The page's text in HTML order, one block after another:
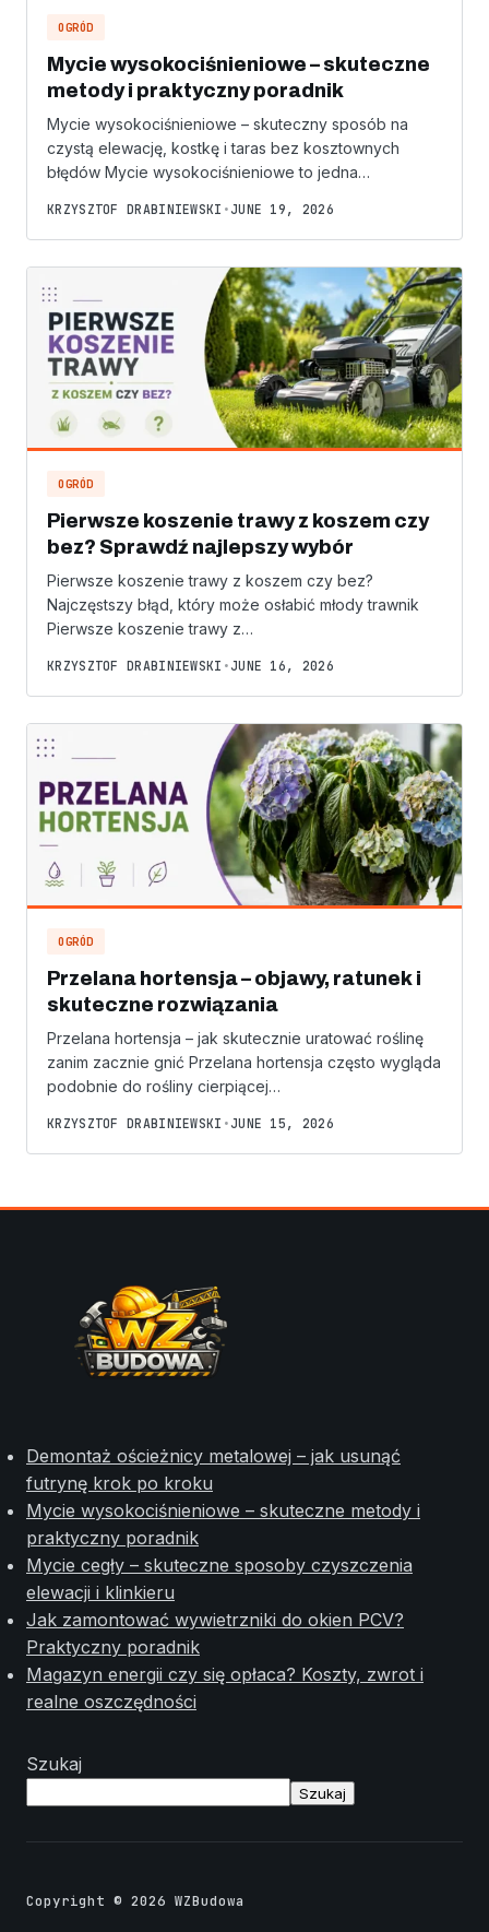
OGRÓD
Mycie wysokociśnieniowe – skuteczne
metody i praktyczny poradnik
Mycie wysokociśnieniowe – skuteczny sposób na
czystą elewację, kostkę i taras bez kosztownych
błędów Mycie wysokociśnieniowe to jedna…
KRZYSZTOF DRABINIEWSKI • JUNE 19, 2026
OGRÓD
Pierwsze koszenie trawy z koszem czy
bez? Sprawdź najlepszy wybór
Pierwsze koszenie trawy z koszem czy bez?
Najczęstszy błąd, który może osłabić młody trawnik
Pierwsze koszenie trawy z…
KRZYSZTOF DRABINIEWSKI • JUNE 16, 2026
OGRÓD
Przelana hortensja – objawy, ratunek i
skuteczne rozwiązania
Przelana hortensja – jak skutecznie uratować roślinę
zanim zacznie gnić Przelana hortensja często wygląda
podobnie do rośliny cierpiącej…
KRZYSZTOF DRABINIEWSKI • JUNE 15, 2026
Demontaż ościeżnicy metalowej – jak usunąć
futrynę krok po kroku
Mycie wysokociśnieniowe – skuteczne metody i
praktyczny poradnik
Mycie cegły – skuteczne sposoby czyszczenia
elewacji i klinkieru
Jak zamontować wywietrzniki do okien PCV?
Praktyczny poradnik
Magazyn energii czy się opłaca? Koszty, zwrot i
realne oszczędności
Szukaj
Szukaj
Copyright © 2026 WZBudowa